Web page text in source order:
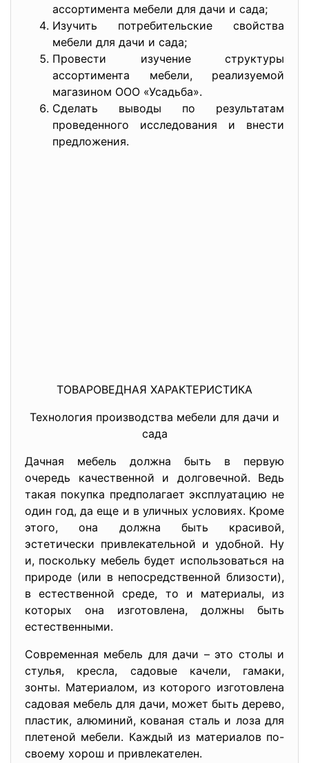
ассортимента мебели для дачи и сада;
Изучить потребительские свойства
мебели для дачи и сада;
Провести изучение структуры
ассортимента мебели, реализуемой
магазином ООО «Усадьба».
Сделать выводы по результатам
проведенного исследования и внести
предложения.
ТОВАРОВЕДНАЯ ХАРАКТЕРИСТИКА
Технология производства мебели для дачи и
сада
Дачная мебель должна быть в первую
очередь качественной и долговечной. Ведь
такая покупка предполагает эксплуатацию не
один год, да еще и в уличных условиях. Кроме
этого, она должна быть красивой,
эстетически привлекательной и удобной. Ну
и, поскольку мебель будет использоваться на
природе (или в непосредственной близости),
в естественной среде, то и материалы, из
которых она изготовлена, должны быть
естественными.
Современная мебель для дачи – это столы и
стулья, кресла, садовые качели, гамаки,
зонты. Материалом, из которого изготовлена
садовая мебель для дачи, может быть дерево,
пластик, алюминий, кованая сталь и лоза для
плетеной мебели. Каждый из материалов по-
своему хорош и привлекателен.